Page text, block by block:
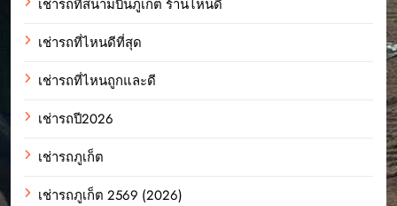
เช่ารถที่สนามบินภูเก็ต ร้านไหนดี
เช่ารถที่ไหนดีที่สุด
เช่ารถที่ไหนถูกและดี
เช่ารถปี2026
เช่ารถภูเก็ต
เช่ารถภูเก็ต 2569 (2026)